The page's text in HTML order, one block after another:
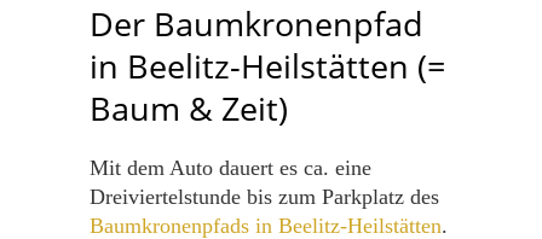
Der Baumkronenpfad
in Beelitz-Heilstätten (=
Baum & Zeit)
Mit dem Auto dauert es ca. eine
Dreiviertelstunde bis zum Parkplatz des
Baumkronenpfads in Beelitz-Heilstätten.